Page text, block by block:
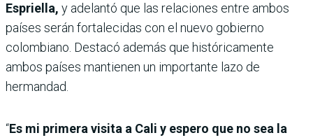
Espriella, y adelantó que las relaciones entre ambos
países serán fortalecidas con el nuevo gobierno
colombiano. Destacó además que históricamente
ambos países mantienen un importante lazo de
hermandad.
“Es mi primera visita a Cali y espero que no sea la